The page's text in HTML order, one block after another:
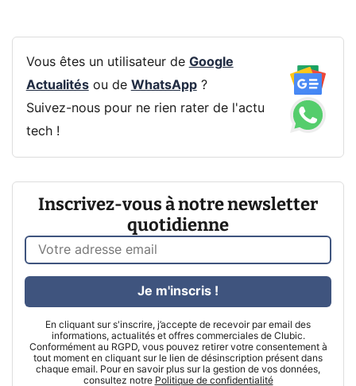
Vous êtes un utilisateur de Google
Actualitésou de WhatsApp?
Suivez-nous pour ne rien rater de l'actu
tech !
Inscrivez-vous à notre newsletter
quotidienne
En cliquant sur s'inscrire, j’accepte de recevoir par email des
informations, actualités et offres commerciales de Clubic.
Conformément au RGPD, vous pouvez retirer votre consentement à
tout moment en cliquant sur le lien de désinscription présent dans
chaque email. Pour en savoir plus sur la gestion de vos données,
consultez notre Politique de confidentialité
Je m'inscris !